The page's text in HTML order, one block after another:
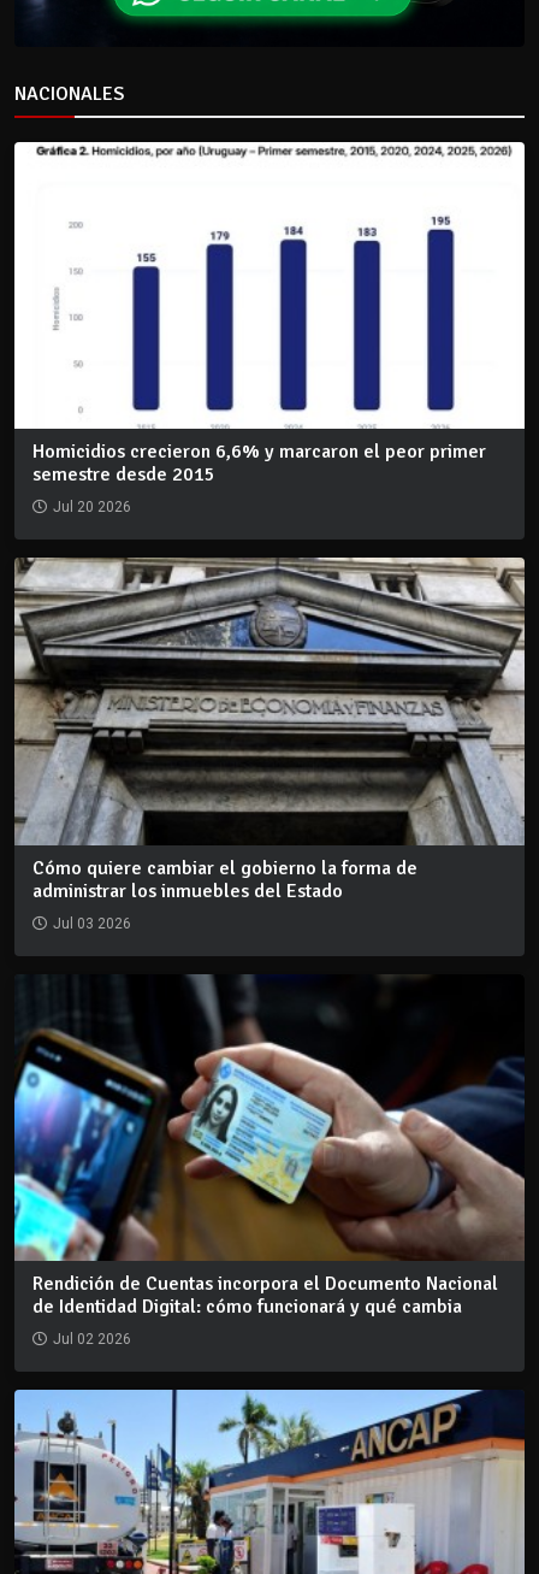
NACIONALES
Homicidios crecieron 6,6% y marcaron el peor primer
semestre desde 2015
Jul 20 2026
Cómo quiere cambiar el gobierno la forma de
administrar los inmuebles del Estado
Jul 03 2026
Rendición de Cuentas incorpora el Documento Nacional
de Identidad Digital: cómo funcionará y qué cambia
Jul 02 2026